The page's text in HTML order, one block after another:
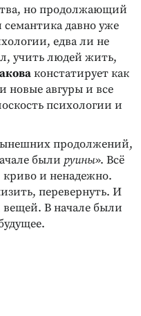
но продолжающий
семантика давно уже
едва ли не
учить людей жить,
констатирует как
новые авгуры и все
психологии и
продолжений,
были руины». Всё
и ненадежно.
перевернуть. И
вещей. В начале были